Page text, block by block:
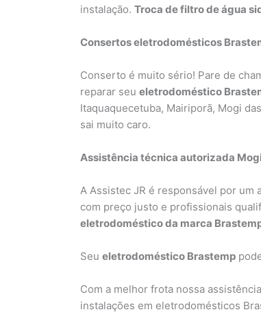
instalação. Troca de filtro de água
Consertos eletrodomésticos
Conserto é muito sério! Pare de
reparar seu eletrodoméstico
Itaquaquecetuba, Mairiporã, Mogi
sai muito caro.
Assistência técnica autorizada
A Assistec JR é responsável por um
com preço justo e profissionais
eletrodoméstico da marca
Seu eletrodoméstico Brastemp
Com a melhor frota nossa
instalações em eletrodomésticos